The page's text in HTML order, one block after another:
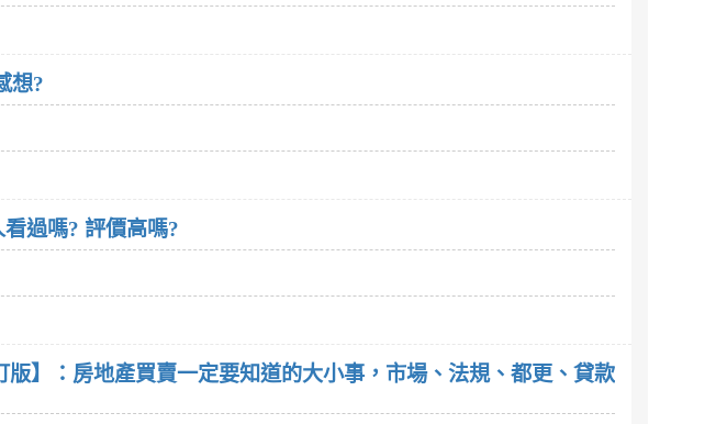
想?
吳家德,陳世雷寫的超強房地產行銷術(4版)這本書 有人看過嗎? 評價高嗎?
】：房地產買賣一定要知道的大小事，市場、法規、都更、貸款